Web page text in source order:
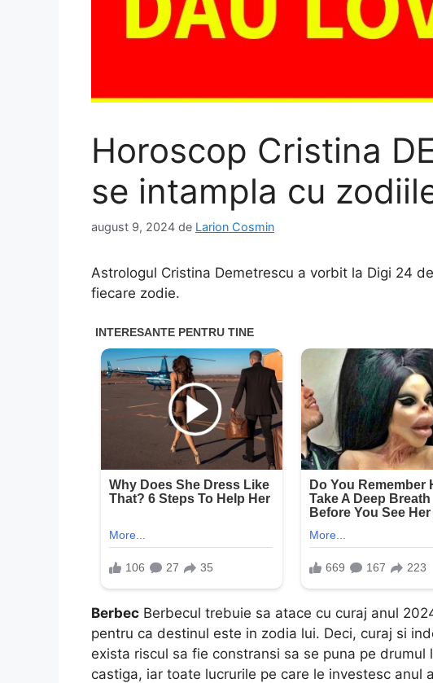
Horoscop Cristina
se intampla cu
august 9, 2024 de Larion Cosmin
Astrologul Cristina Demetrescu a vorbit la Digi 24
fiecare zodie.
Berbec Berbecul trebuie sa atace cu curaj anul
pentru ca destinul este in zodia lui. Deci, curaj si
exista riscul sa fie constransi sa se puna pe
castiga, iar toate lucrurile pe care le investesc